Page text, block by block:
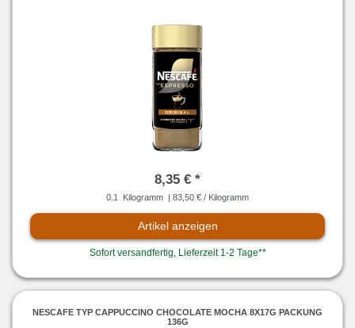
8,35 € *
0.1 Kilogramm | 83,50 € / Kilogramm
Artikel anzeigen
Sofort versandfertig, Lieferzeit 1-2 Tage**
NESCAFE TYP CAPPUCCINO CHOCOLATE MOCHA 8X17G PACKUNG
136G